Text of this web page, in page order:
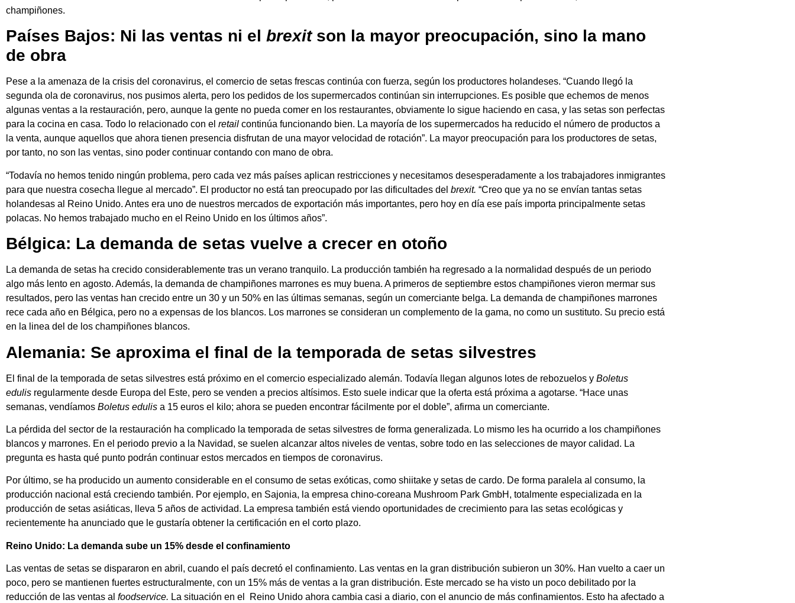
champiñones.
Países Bajos: Ni las ventas ni el brexitson la mayor preocupación, sino la mano
de obra
Pese a la amenaza de la crisis del coronavirus, el comercio de setas frescas continúa con fuerza, según los productores holandeses. “Cuando llegó la
segunda ola de coronavirus, nos pusimos alerta, pero los pedidos de los supermercados continúan sin interrupciones. Es posible que echemos de menos
algunas ventas a la restauración, pero, aunque la gente no pueda comer en los restaurantes, obviamente lo sigue haciendo en casa, y las setas son perfectas
para la cocina en casa. Todo lo relacionado con el retail continúa funcionando bien. La mayoría de los supermercados ha reducido el número de productos a
la venta, aunque aquellos que ahora tienen presencia disfrutan de una mayor velocidad de rotación”. La mayor preocupación para los productores de setas,
por tanto, no son las ventas, sino poder continuar contando con mano de obra.
“Todavía no hemos tenido ningún problema, pero cada vez más países aplican restricciones y necesitamos desesperadamente a los trabajadores inmigrantes
para que nuestra cosecha llegue al mercado”. El productor no está tan preocupado por las dificultades del brexit. “Creo que ya no se envían tantas setas
holandesas al Reino Unido. Antes era uno de nuestros mercados de exportación más importantes, pero hoy en día ese país importa principalmente setas
polacas. No hemos trabajado mucho en el Reino Unido en los últimos años”.
Bélgica: La demanda de setas vuelve a crecer en otoño
La demanda de setas ha crecido considerablemente tras un verano tranquilo. La producción también ha regresado a la normalidad después de un periodo
algo más lento en agosto. Además, la demanda de champiñones marrones es muy buena. A primeros de septiembre estos champiñones vieron mermar sus
resultados, pero las ventas han crecido entre un 30 y un 50% en las últimas semanas, según un comerciante belga. La demanda de champiñones marrones
rece cada año en Bélgica, pero no a expensas de los blancos. Los marrones se consideran un complemento de la gama, no como un sustituto. Su precio está
en la linea del de los champiñones blancos.
Alemania: Se aproxima el final de la temporada de setas silvestres
El final de la temporada de setas silvestres está próximo en el comercio especializado alemán. Todavía llegan algunos lotes de rebozuelos y Boletus
edulis regularmente desde Europa del Este, pero se venden a precios altísimos. Esto suele indicar que la oferta está próxima a agotarse. “Hace unas
semanas, vendíamos Boletus edulis a 15 euros el kilo; ahora se pueden encontrar fácilmente por el doble”, afirma un comerciante.
La pérdida del sector de la restauración ha complicado la temporada de setas silvestres de forma generalizada. Lo mismo les ha ocurrido a los champiñones
blancos y marrones. En el periodo previo a la Navidad, se suelen alcanzar altos niveles de ventas, sobre todo en las selecciones de mayor calidad. La
pregunta es hasta qué punto podrán continuar estos mercados en tiempos de coronavirus.
Por último, se ha producido un aumento considerable en el consumo de setas exóticas, como shiitake y setas de cardo. De forma paralela al consumo, la
producción nacional está creciendo también. Por ejemplo, en Sajonia, la empresa chino-coreana Mushroom Park GmbH, totalmente especializada en la
producción de setas asiáticas, lleva 5 años de actividad. La empresa también está viendo oportunidades de crecimiento para las setas ecológicas y
recientemente ha anunciado que le gustaría obtener la certificación en el corto plazo.
Reino Unido: La demanda sube un 15% desde el confinamiento
Las ventas de setas se dispararon en abril, cuando el país decretó el confinamiento. Las ventas en la gran distribución subieron un 30%. Han vuelto a caer un
poco, pero se mantienen fuertes estructuralmente, con un 15% más de ventas a la gran distribución. Este mercado se ha visto un poco debilitado por la
reducción de las ventas al foodservice. La situación en el Reino Unido ahora cambia casi a diario, con el anuncio de más confinamientos. Esto ha afectado a